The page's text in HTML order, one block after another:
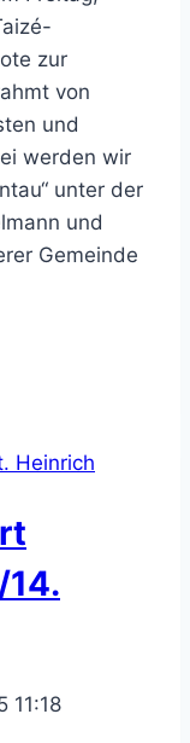
zur
von
und
werden wir
unter der
und
Gemeinde
Heinrich
14.
11:18